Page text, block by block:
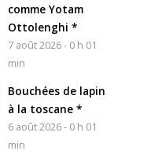
comme Yotam
Ottolenghi *
7 août 2026 - 0 h 01
min
Bouchées de lapin
à la toscane *
6 août 2026 - 0 h 01
min